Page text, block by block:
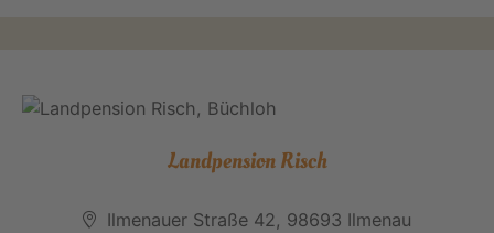
Landpension Risch
Ilmenauer Straße 42, 98693 Ilmenau